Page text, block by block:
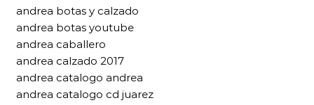
andrea botas y calzado
andrea botas youtube
andrea caballero
andrea calzado 2017
andrea catalogo andrea
andrea catalogo cd juarez